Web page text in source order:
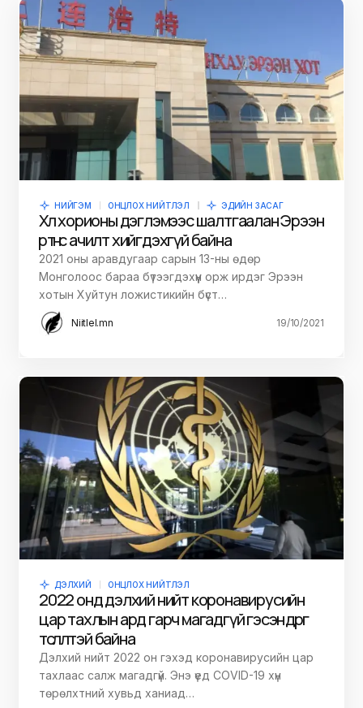
НИЙГЭМ ОНЦЛОХ НИЙТЛЭЛ ЭДИЙН ЗАСАГ
Хөл хорионы дэглэмээс шалтгаалан Эрээн
өртөөнөөс ачилт хийгдэхгүй байна
2021 оны аравдугаар сарын 13-ны өдөр
Монголоос бараа бүтээгдэхүүн орж ирдэг Эрээн
хотын Хуйтун ложистикийн бүст…
Niitlel.mn 19/10/2021
ДЭЛХИЙ ОНЦЛОХ НИЙТЛЭЛ
2022 онд дэлхий нийт коронавирусийн
цар тахлын ард гарч магадгүй гэсэн өөдрөг
төсөөлөлтэй байна
Дэлхий нийт 2022 он гэхэд коронавирусийн цар
тахлаас салж магадгүй. Энэ үед COVID-19 хүн
төрөлхтний хувьд ханиад…